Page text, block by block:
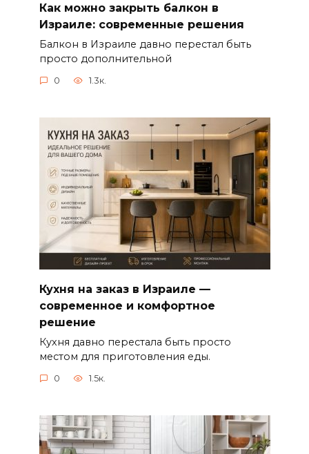
Как можно закрыть балкон в
Израиле: современные решения
Балкон в Израиле давно перестал быть
просто дополнительной
0 1.3к.
Кухня на заказ в Израиле —
современное и комфортное
решение
Кухня давно перестала быть просто
местом для приготовления еды.
0 1.5к.